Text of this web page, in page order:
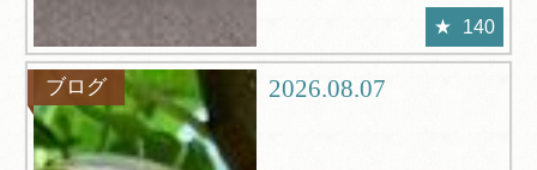
140
ブログ 2026.08.07